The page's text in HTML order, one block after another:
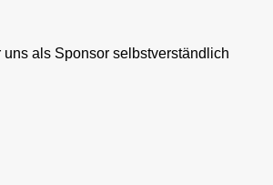
als Sponsor selbstverständlich